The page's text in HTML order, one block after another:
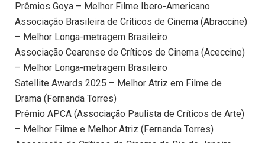
Prêmios Goya – Melhor Filme Ibero-Americano
Associação Brasileira de Críticos de Cinema (Abraccine)
– Melhor Longa-metragem Brasileiro
Associação Cearense de Críticos de Cinema (Aceccine)
– Melhor Longa-metragem Brasileiro
Satellite Awards 2025 – Melhor Atriz em Filme de
Drama (Fernanda Torres)
Prêmio APCA (Associação Paulista de Críticos de Arte)
– Melhor Filme e Melhor Atriz (Fernanda Torres)